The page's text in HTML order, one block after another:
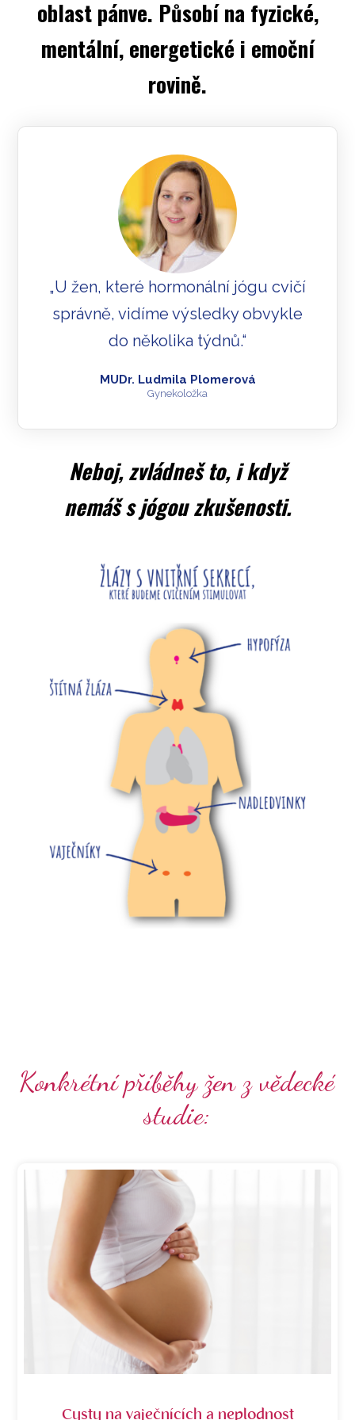
oblast pánve. Působí na fyzické,
mentální, energetické i emoční
rovině.
„U žen, které hormonální jógu cvičí
správně, vidíme výsledky obvykle
do několika týdnů.“
MUDr. Ludmila Plomerová
Gynekoložka
Neboj, zvládneš to, i když
nemáš s jógou zkušenosti.
Konkrétní příběhy žen z vědecké
studie:
Cysty na vaječnících a neplodnost
Neplodnost a těhotenství
Předčasná menopauza
Zvýšení hormonální hladiny a libida